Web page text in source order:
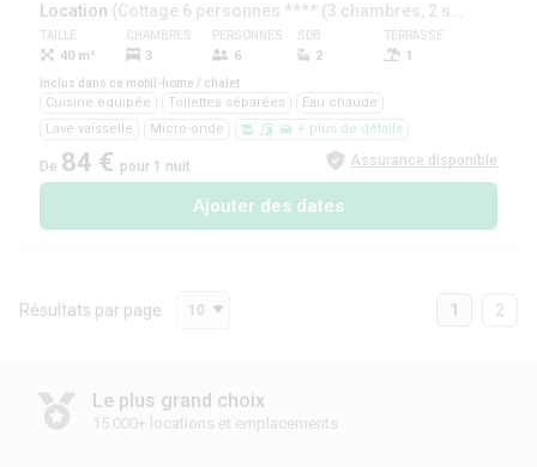
Location (Cottage 6 personnes **** (3 chambres, 2 salles de bain))
TAILLE
40 m²
CHAMBRES
3
PERSONNES
6
SDB
2
TERRASSE
1
Inclus dans ce mobil-home / chalet
Cuisine équipée Toilettes séparées
Eau chaude
Lave vaisselle
Micro-onde + plus de détails
De 84 € pour 1 nuit Assurance disponible
Ajouter des dates
Résultats par page 10 1 2
Le plus grand choix
15 000+ locations et emplacements